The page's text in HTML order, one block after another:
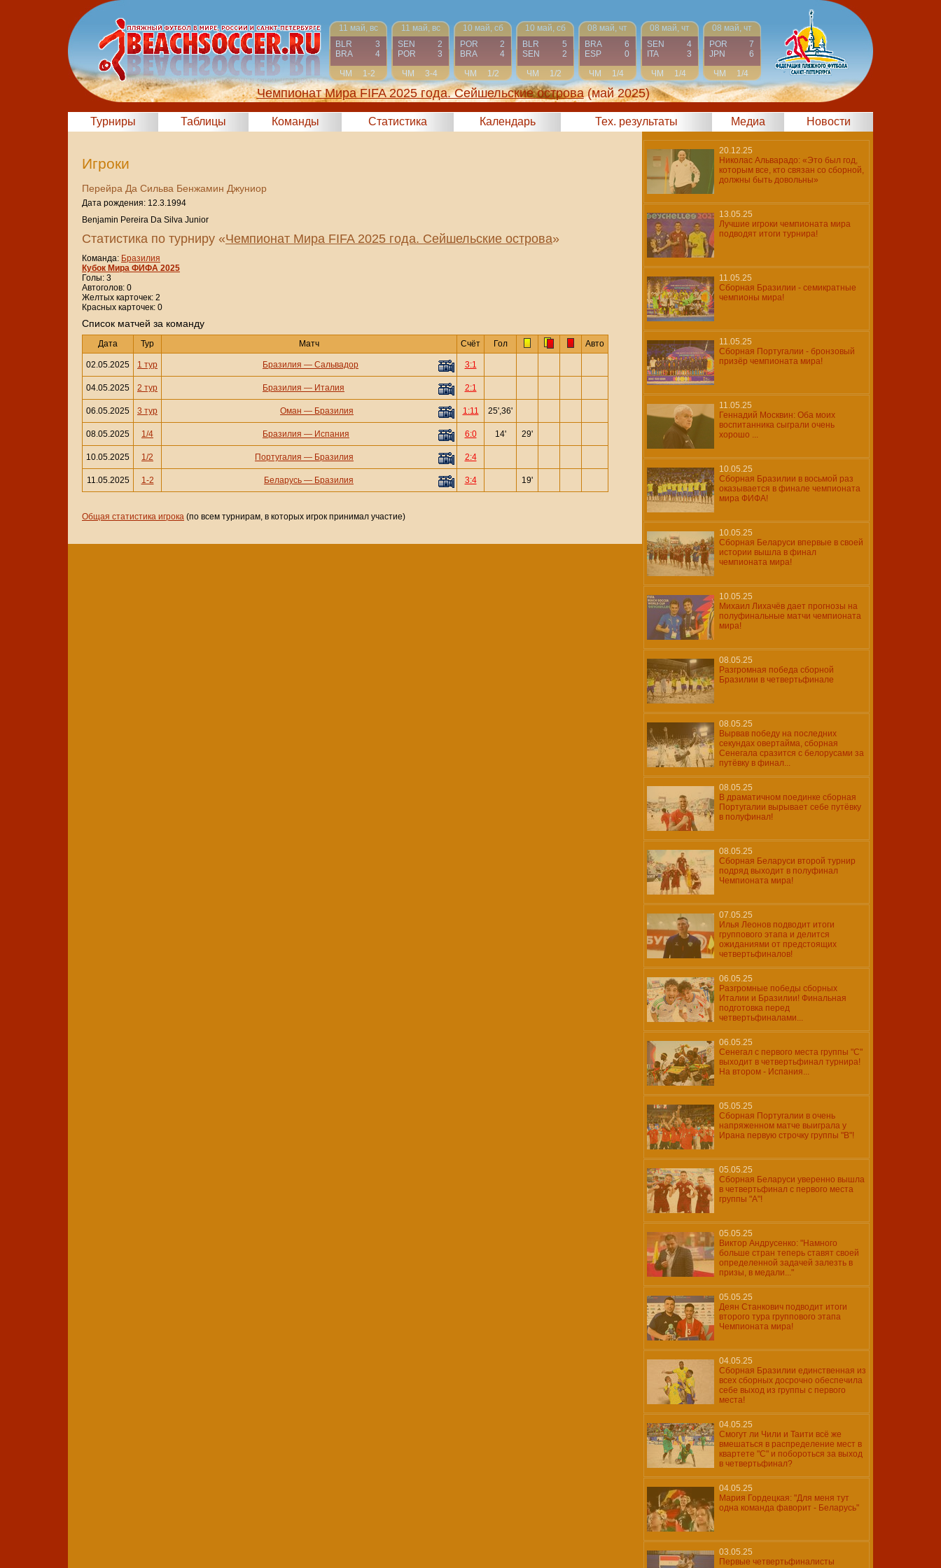
11 май, вс
BLR
3
BRA
4
ЧМ
1-2
11 май, вс
SEN
2
POR
3
ЧМ
3-4
10 май, сб
POR
2
BRA
4
ЧМ
1/2
10 май, сб
BLR
5
SEN
2
ЧМ
1/2
08 май, чт
BRA
6
ESP
0
ЧМ
1/4
08 май, чт
SEN
4
ITA
3
ЧМ
1/4
08 май, чт
POR
7
JPN
6
ЧМ
1/4
Чемпионат Мира FIFA 2025 года. Сейшельские острова (май 2025)
Турниры Таблицы Команды Статистика Календарь Тех. результаты Медиа Новости
Игроки
Перейра Да Сильва Бенжамин Джуниор
Дата рождения: 12.3.1994
Benjamin Pereira Da Silva Junior
Статистика по турниру «Чемпионат Мира FIFA 2025 года. Сейшельские острова»
Команда: Бразилия
Кубок Мира ФИФА 2025
Голы: 3
Автоголов: 0
Желтых карточек: 2
Красных карточек: 0
Cписок матчей за команду
Дата Тур Матч Счёт Гол Авто
02.05.2025 1 тур Бразилия — Сальвадор 3:1
04.05.2025 2 тур Бразилия — Италия 2:1
06.05.2025 3 тур Оман — Бразилия 1:11 25',36'
08.05.2025 1/4 Бразилия — Испания 6:0 14' 29'
10.05.2025 1/2 Португалия — Бразилия 2:4
11.05.2025 1-2 Беларусь — Бразилия 3:4 19'
Общая статистика игрока (по всем турнирам, в которых игрок принимал участие)
20.12.25
Николас Альварадо: «Это был год,
которым все, кто связан со сборной,
должны быть довольны»
13.05.25
Лучшие игроки чемпионата мира
подводят итоги турнира!
11.05.25
Сборная Бразилии - семикратные
чемпионы мира!
11.05.25
Сборная Португалии - бронзовый
призёр чемпионата мира!
11.05.25
Геннадий Москвин: Оба моих
воспитанника сыграли очень
хорошо ...
10.05.25
Сборная Бразилии в восьмой раз
оказывается в финале чемпионата
мира ФИФА!
10.05.25
Cборная Беларуси впервые в своей
истории вышла в финал
чемпионата мира!
10.05.25
Михаил Лихачёв дает прогнозы на
полуфинальные матчи чемпионата
мира!
08.05.25
Разгромная победа сборной
Бразилии в четвертьфинале
08.05.25
Вырвав победу на последних
секундах овертайма, сборная
Сенегала сразится с белорусами за
путёвку в финал...
08.05.25
В драматичном поединке сборная
Португалии вырывает себе путёвку
в полуфинал!
08.05.25
Сборная Беларуси второй турнир
подряд выходит в полуфинал
Чемпионата мира!
07.05.25
Илья Леонов подводит итоги
группового этапа и делится
ожиданиями от предстоящих
четвертьфиналов!
06.05.25
Разгромные победы сборных
Италии и Бразилии! Финальная
подготовка перед
четвертьфиналами...
06.05.25
Сенегал с первого места группы "С"
выходит в четвертьфинал турнира!
На втором - Испания...
05.05.25
Сборная Португалии в очень
напряженном матче выиграла у
Ирана первую строчку группы "В"!
05.05.25
Cборная Беларуси уверенно вышла
в четвертьфинал с первого места
группы "А"!
05.05.25
Виктор Андрусенко: "Намного
больше стран теперь ставят своей
определенной задачей залезть в
призы, в медали..."
05.05.25
Деян Станкович подводит итоги
второго тура группового этапа
Чемпионата мира!
04.05.25
Сборная Бразилии единственная из
всех сборных досрочно обеспечила
себе выход из группы с первого
места!
04.05.25
Смогут ли Чили и Таити всё же
вмешаться в распределение мест в
квартете "С" и побороться за выход
в четвертьфинал?
04.05.25
Мария Гордецкая: "Для меня тут
одна команда фаворит - Беларусь"
03.05.25
Первые четвертьфиналисты